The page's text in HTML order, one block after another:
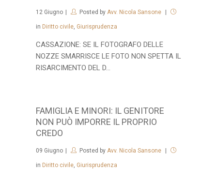
12 Giugno Posted by Avv. Nicola Sansone
in Diritto civile Giurisprudenza
CASSAZIONE: SE IL FOTOGRAFO DELLE
NOZZE SMARRISCE LE FOTO NON SPETTA IL
RISARCIMENTO DEL D...
FAMIGLIA E MINORI: IL GENITORE
NON PUÒ IMPORRE IL PROPRIO
CREDO
09 Giugno Posted by Avv. Nicola Sansone
in Diritto civile Giurisprudenza